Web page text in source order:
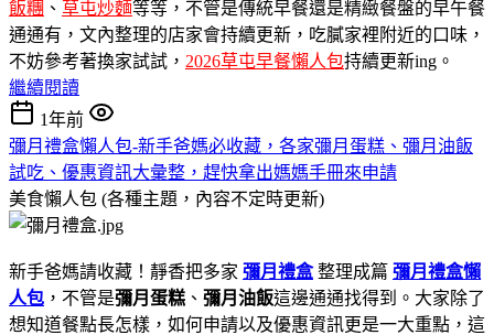
飯糰 、 草屯炒麵等等，不管是傳統早餐還是精緻餐盤的早午餐
通通有，文內整理的店家會持續更新，吃膩家裡附近的口味，
不妨參考著換家試試， 2026草屯早餐懶人包持續更新ing。
繼續閱讀
1年前
彌月禮盒懶人包-新手爸媽必收藏，各家彌月蛋糕、彌月油飯
試吃、優惠資訊大彙整，趕快拿出媽媽手冊來申請
美食懶人包 (各種主題，內容不定時更新)
新手爸媽請收藏！靜香把多家 彌月禮盒 整理成篇 彌月禮盒懶
人包 ，不管是彌月蛋糕 、 彌月油飯這邊通通找得到。大家除了
想知道餐點長怎樣，如何申請以及優惠資訊更是一大重點，這